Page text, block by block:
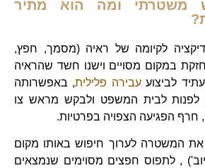
משטרתי ומה הוא מתיר
לקיומה של ראיה (מסמך, חפץ,
במקום מסויים וישנו חשד שהראיה
לביצועעבירה פלילית, באפשרותה
לפנות לבית המשפט ולבקש מראש צו
חרף הפגיעה הצפויה בפרטיות.
המשטרה לערוך חיפוש באותו מקום
, לתפוס חפצים מסוימים שנמצאים